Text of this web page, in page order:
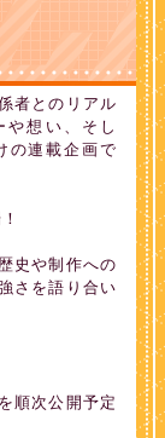
者とのリアル
想い、そし
の連載企画で
史や制作への
さを語り合い
順次公開予定